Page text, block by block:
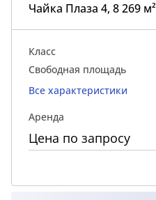
Чайка Плаза 4, 8 269 м²
Класс
Свободная площадь
Все характеристики
Аренда
Цена по запросу